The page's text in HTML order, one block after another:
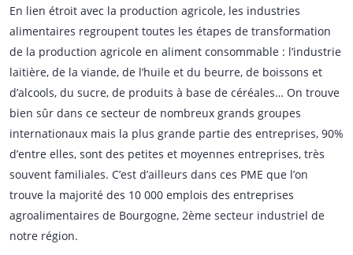
En lien étroit avec la production agricole, les industries
alimentaires regroupent toutes les étapes de transformation
de la production agricole en aliment consommable : l’industrie
laitière, de la viande, de l’huile et du beurre, de boissons et
d’alcools, du sucre, de produits à base de céréales… On trouve
bien sûr dans ce secteur de nombreux grands groupes
internationaux mais la plus grande partie des entreprises, 90%
d’entre elles, sont des petites et moyennes entreprises, très
souvent familiales. C’est d’ailleurs dans ces PME que l’on
trouve la majorité des 10 000 emplois des entreprises
agroalimentaires de Bourgogne, 2ème secteur industriel de
notre région.